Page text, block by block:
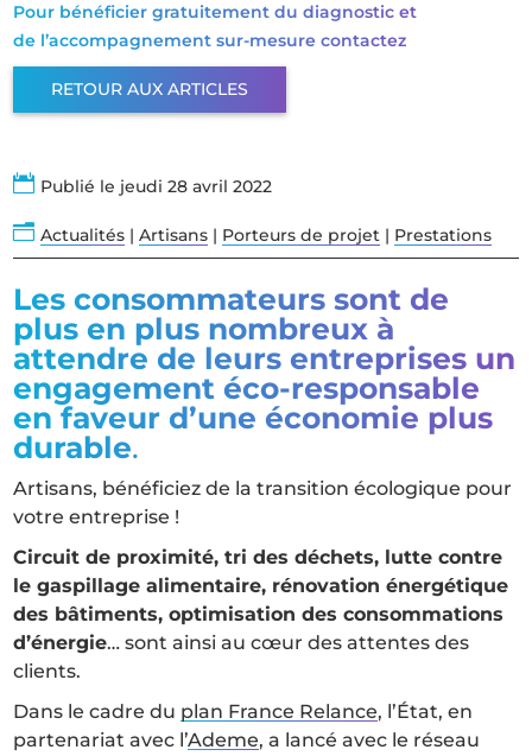
Pour bénéficier gratuitement du diagnostic et
de l’accompagnement sur-mesure contactez
RETOUR AUX ARTICLES
 Publié le jeudi 28 avril 2022
n Actualités |Artisans | Porteurs de projet | Prestations
Les consommateurs sont de
plus en plus nombreux à
attendre de leurs entreprises un
engagement éco-responsable
en faveur d’une économie plus
durable.
Artisans, bénéficiez de la transition écologique pour
votre entreprise !
Circuit de proximité, tri des déchets, lutte contre
le gaspillage alimentaire, rénovation énergétique
des bâtiments, optimisation des consommations
d’énergie… sont ainsi au cœur des attentes des
clients.
Dans le cadre du plan France Relance, l’État, en
partenariat avec l’Ademe, a lancé avec le réseau